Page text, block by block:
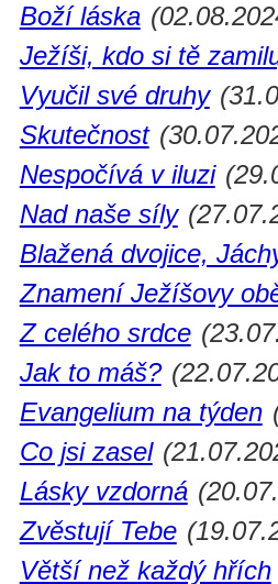
Boží láska
Ježíši, kdo si tě
Vyučil své druhy
Skutečnost
Nespočívá v iluzi
Nad naše síly
Blažená dvojice,
Znamení Ježíšovy
Z celého srdce
Jak to máš?
Evangelium na týden
Co jsi zasel
Lásky vzdorná
Zvěstují Tebe
Větší než každý hřích